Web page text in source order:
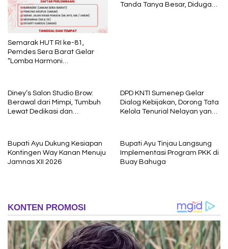
Semarak HUT RI ke-81,
Pemdes Sera Barat Gelar
“Lomba Harmoni
Tanda Tanya Besar, Diduga
Diney’s Salon Studio Brow:
Berawal dari Mimpi, Tumbuh
Lewat Dedikasi dan
DPD KNTI Sumenep Gelar
Dialog Kebijakan, Dorong Tata
Kelola Tenurial Nelayan yang
Bupati Ayu Dukung Kesiapan
Kontingen Way Kanan Menuju
Jamnas XII 2026
Bupati Ayu Tinjau Langsung
Implementasi Program PKK di
Buay Bahuga